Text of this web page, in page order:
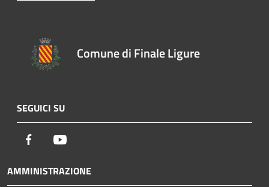
Comune di Finale Ligure
SEGUICI SU
Facebook
AMMINISTRAZIONE